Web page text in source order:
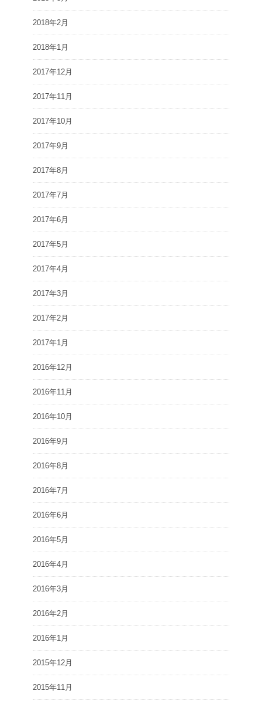
2018年2月
2018年1月
2017年12月
2017年11月
2017年10月
2017年9月
2017年8月
2017年7月
2017年6月
2017年5月
2017年4月
2017年3月
2017年2月
2017年1月
2016年12月
2016年11月
2016年10月
2016年9月
2016年8月
2016年7月
2016年6月
2016年5月
2016年4月
2016年3月
2016年2月
2016年1月
2015年12月
2015年11月